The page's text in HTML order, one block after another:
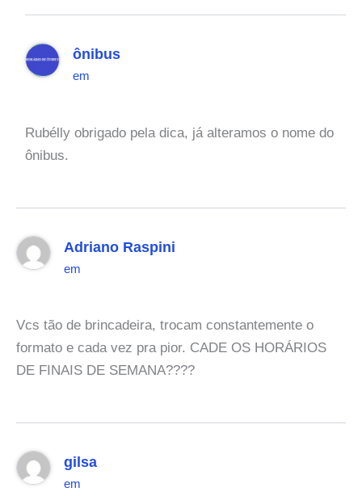
ônibus
em
Rubélly obrigado pela dica, já alteramos o nome do
ônibus.
Adriano Raspini
em
Vcs tão de brincadeira, trocam constantemente o
formato e cada vez pra pior. CADE OS HORÁRIOS
DE FINAIS DE SEMANA????
gilsa
em